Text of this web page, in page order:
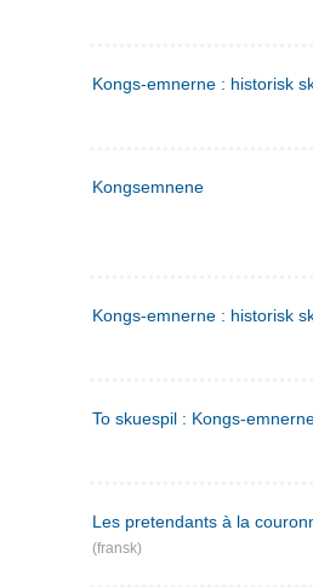
Kongs-emnerne : historisk
Kongsemnene
Kongs-emnerne : historisk
To skuespil : Kongs-
Les pretendants à la
(fransk)